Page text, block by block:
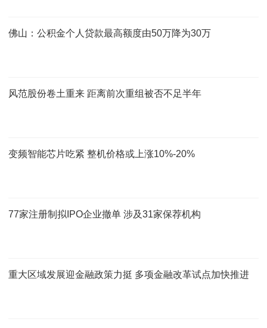
佛山：公积金个人贷款最高额度由50万降为30万
风范股份卷土重来 距离前次重组被否不足半年
变频智能芯片吃紧 整机价格或上涨10%-20%
77家注册制拟IPO企业撤单 涉及31家保荐机构
重大区域发展迎金融政策力挺 多项金融改革试点加快推进